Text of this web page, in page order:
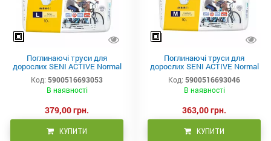
Поглинаючі труси для
дорослих SENI ACTIVE Normal
large (3) 10шт.
Код: 5900516693053
В наявності
379,00 грн.
КУПИТИ
Поглинаючі труси для
дорослих SENI ACTIVE Normal
medium (2) 10шт.
Код: 5900516693046
В наявності
363,00 грн.
КУПИТИ